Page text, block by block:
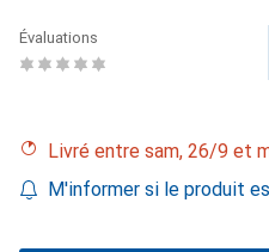
Évaluations
Livré entre sam, 26/9 et
M'informer si le produit